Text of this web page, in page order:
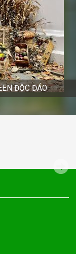
ĐỘC ĐÁO